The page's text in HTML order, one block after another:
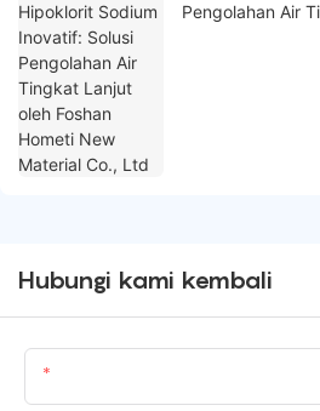
Pengolahan Air
Hubungi kami kembali